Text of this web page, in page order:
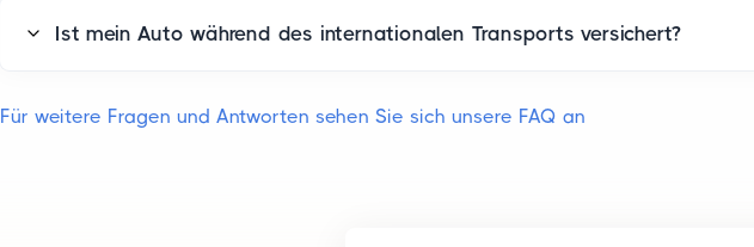
Ist mein Auto während des internationalen Transports versichert?
Für weitere Fragen und Antworten sehen Sie sich unsere FAQ an